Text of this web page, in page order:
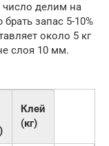
число делим на
запас 5-10%
около 5 кг
слоя 10 мм.
Клей
(кг)